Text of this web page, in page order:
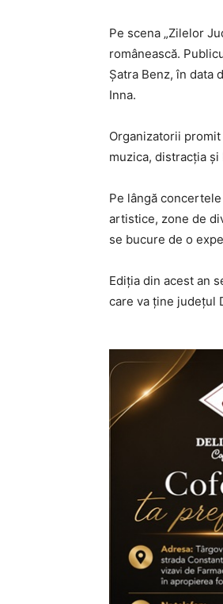
Pe scena „Zilelor
românească.
Șatra Benz, în data
Inna.
Organizatorii
muzica, distracția
Pe lângă
artistice, zone de
se bucure de o
Ediția din acest an
care va ține județul